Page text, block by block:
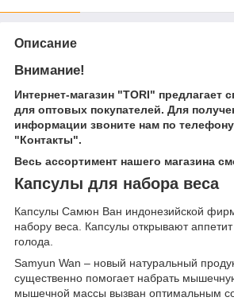
Описание
Внимание!
Интернет-магазин "TORI" предлагает
для оптовых покупателей. Для
информации звоните нам по
"Контакты".
Весь ассортимент нашего магазина
Капсулы для набора веса
Капсулы Самюн Ван индонезийской
набору веса. Капсулы открывают
голода.
Samyun Wan – новый натуральный
существенно помогает набрать
мышечной массы вызван оптимальным